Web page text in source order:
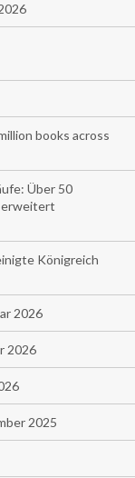
books across
Über 50
erweitert
Königreich
2026
2026
2025